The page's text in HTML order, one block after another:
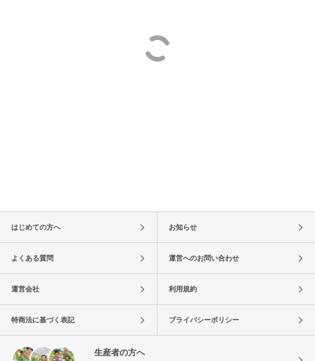
はじめての方へ お知らせ
よくある質問 運営へのお問い合わせ
運営会社 利用規約
特商法に基づく表記 プライバシーポリシー
生産者の方へ